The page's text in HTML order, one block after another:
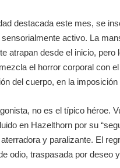
destacada este mes, se
activo. La
atrapan desde el inicio,
el horror corporal con
del cuerpo, en la
no es el típico héroe.
en Hazelthorn por su
y paralizante. El
odio, traspasada por deseo